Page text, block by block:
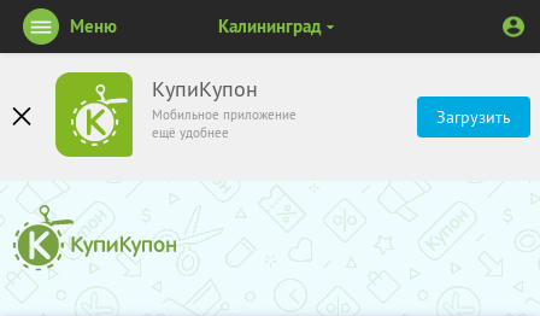
КупиКупон
Мобильное приложение
ещё удобнее
Загрузить
Меню Калининград